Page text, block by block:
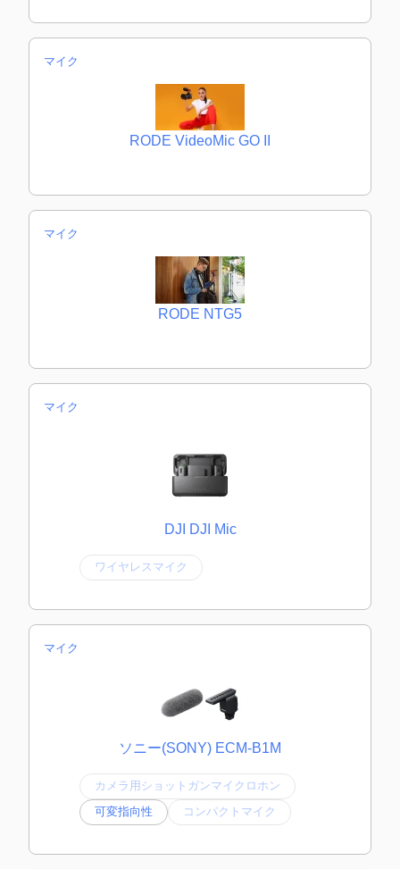
マイク
RODE VideoMic GO II
マイク
RODE NTG5
マイク
DJI DJI Mic
ワイヤレスマイク
マイク
ソニー(SONY) ECM-B1M
カメラ用ショットガンマイクロホン
可変指向性
コンパクトマイク